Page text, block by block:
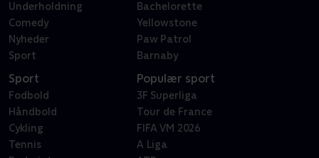
Underholdning
Comedy
Nyheder
Sport
Bachelorette
Yellowstone
Paw Patrol
Barnaby
Sport
Fodbold
Håndbold
Cykling
Tennis
Populær sport
3F Superliga
Tour de France
FIFA VM 2026
A Liga